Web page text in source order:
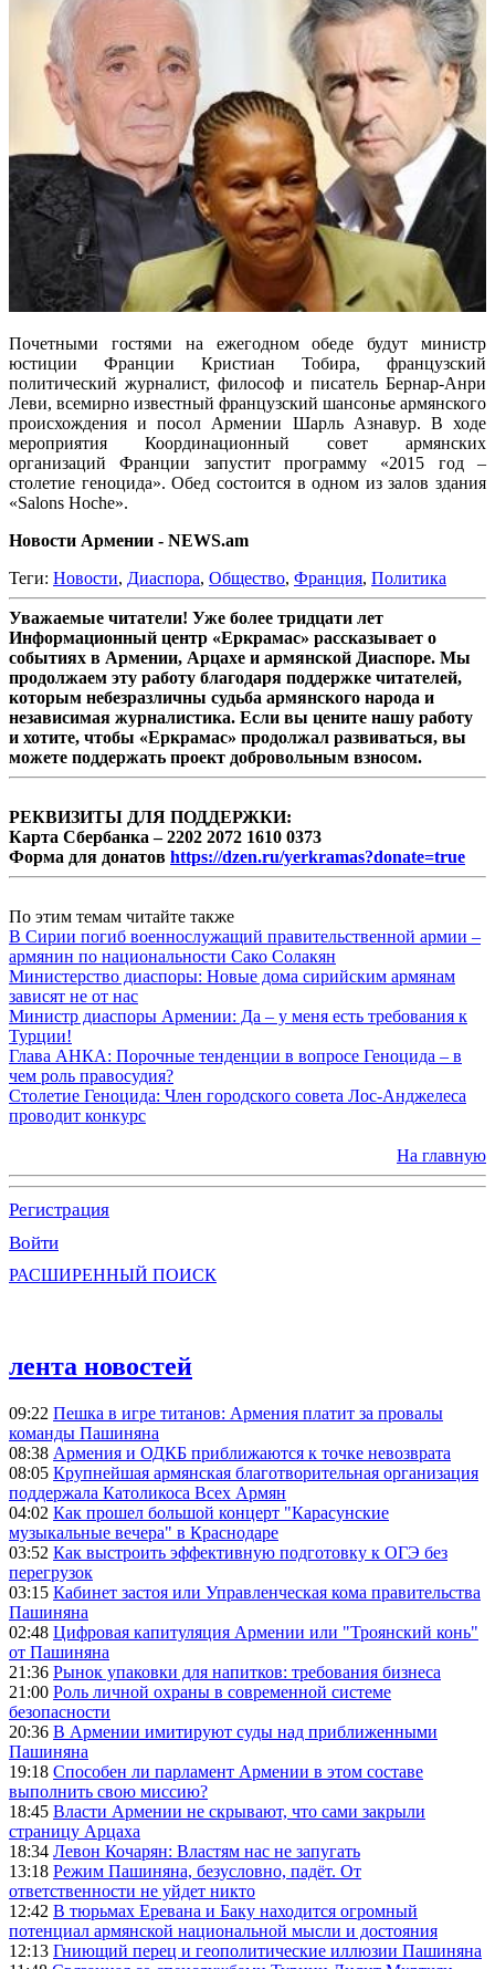
Почетными гостями на ежегодном обеде будут министр
юстиции Франции Кристиан Тобира, французский
политический журналист, философ и писатель Бернар-Анри
Леви, всемирно известный французский шансонье армянского
происхождения и посол Армении Шарль Азнавур. В ходе
мероприятия Координационный совет армянских
организаций Франции запустит программу «2015 год –
столетие геноцида». Обед состоится в одном из залов здания
«Salons Hoche».
Новости Армении - NEWS.am
Теги: Новости, Диаспора, Общество, Франция, Политика
Уважаемые читатели! Уже более тридцати лет
Информационный центр «Еркрамас» рассказывает о
событиях в Армении, Арцахе и армянской Диаспоре. Мы
продолжаем эту работу благодаря поддержке читателей,
которым небезразличны судьба армянского народа и
независимая журналистика. Если вы цените нашу работу
и хотите, чтобы «Еркрамас» продолжал развиваться, вы
можете поддержать проект добровольным взносом.
РЕКВИЗИТЫ ДЛЯ ПОДДЕРЖКИ:
Карта Сбербанка – 2202 2072 1610 0373
Форма для донатов https://dzen.ru/yerkramas?donate=true
По этим темам читайте также
В Сирии погиб военнослужащий правительственной армии –
армянин по национальности Сако Солакян
Министерство диаспоры: Новые дома сирийским армянам
зависят не от нас
Министр диаспоры Армении: Да – у меня есть требования к
Турции!
Глава АНКА: Порочные тенденции в вопросе Геноцида – в
чем роль правосудия?
Столетие Геноцида: Член городского совета Лос-Анджелеса
проводит конкурс
На главную
Регистрация
Войти
РАСШИРЕННЫЙ ПОИСК
лента новостей
09:22 Пешка в игре титанов: Армения платит за провалы
команды Пашиняна
08:38 Армения и ОДКБ приближаются к точке невозврата
08:05 Крупнейшая армянская благотворительная организация
поддержала Католикоса Всех Армян
04:02 Как прошел большой концерт "Карасунские
музыкальные вечера" в Краснодаре
03:52 Как выстроить эффективную подготовку к ОГЭ без
перегрузок
03:15 Кабинет застоя или Управленческая кома правительства
Пашиняна
02:48 Цифровая капитуляция Армении или "Троянский конь"
от Пашиняна
21:36 Рынок упаковки для напитков: требования бизнеса
21:00 Роль личной охраны в современной системе
безопасности
20:36 В Армении имитируют суды над приближенными
Пашиняна
19:18 Способен ли парламент Армении в этом составе
выполнить свою миссию?
18:45 Власти Армении не скрывают, что сами закрыли
страницу Арцаха
18:34 Левон Кочарян: Властям нас не запугать
13:18 Режим Пашиняна, безусловно, падёт. От
ответственности не уйдет никто
12:42 В тюрьмах Еревана и Баку находится огромный
потенциал армянской национальной мысли и достояния
12:13 Гниющий перец и геополитические иллюзии Пашиняна